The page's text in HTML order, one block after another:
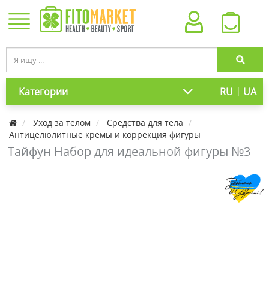
Категории RU | UA
Уход за телом
Средства для тела
Антицелюлитные кремы и коррекция фигуры
Тайфун Набор для идеальной фигуры №3